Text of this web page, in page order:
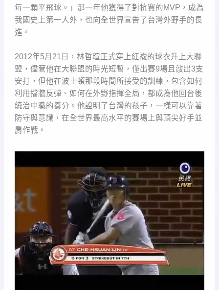
每一顆平飛球。」那一年他獲得了對抗賽的MVP，成為
我國史上第一人外，也向全世界宣告了台灣外野手的長
進。
2012年5月21日，林哲瑄正式穿上紅襪的球衣升上大聯
盟，儘管他在大聯盟的時光短暫，僅出賽9場且敲出3支
安打，但他在波士頓那段時間所接受的訓練，包含如何
利用擋牆反彈、如何在外野指揮全局，都成為他回台後
統治中職的養分。他證明了台灣的孩子，一樣可以靠著
防守與意識，在全世界最高水平的賽場上與頂尖好手並
肩作戰。